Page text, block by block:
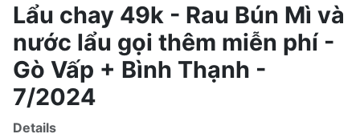
Lẩu chay 49k - Rau Bún Mì và
nước lẩu gọi thêm miễn phí -
Gò Vấp + Bình Thạnh -
7/2024
Details